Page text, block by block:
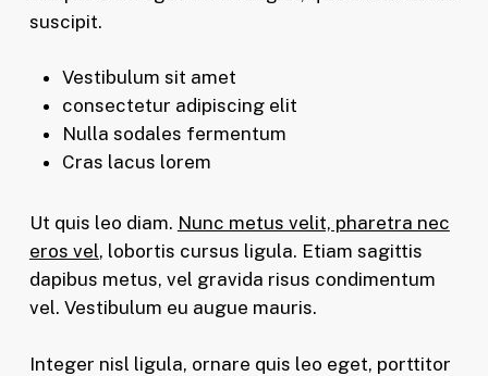
suscipit.
Vestibulum sit amet
consectetur adipiscing elit
Nulla sodales fermentum
Cras lacus lorem
Ut quis leo diam. Nunc metus velit, pharetra nec
eros vel, lobortis cursus ligula. Etiam sagittis
dapibus metus, vel gravida risus condimentum
vel. Vestibulum eu augue mauris.
Integer nisl ligula, ornare quis leo eget, porttitor